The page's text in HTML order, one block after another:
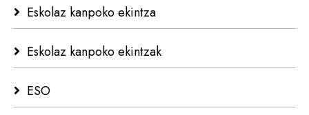
Eskolaz kanpoko ekintza
Eskolaz kanpoko ekintzak
ESO